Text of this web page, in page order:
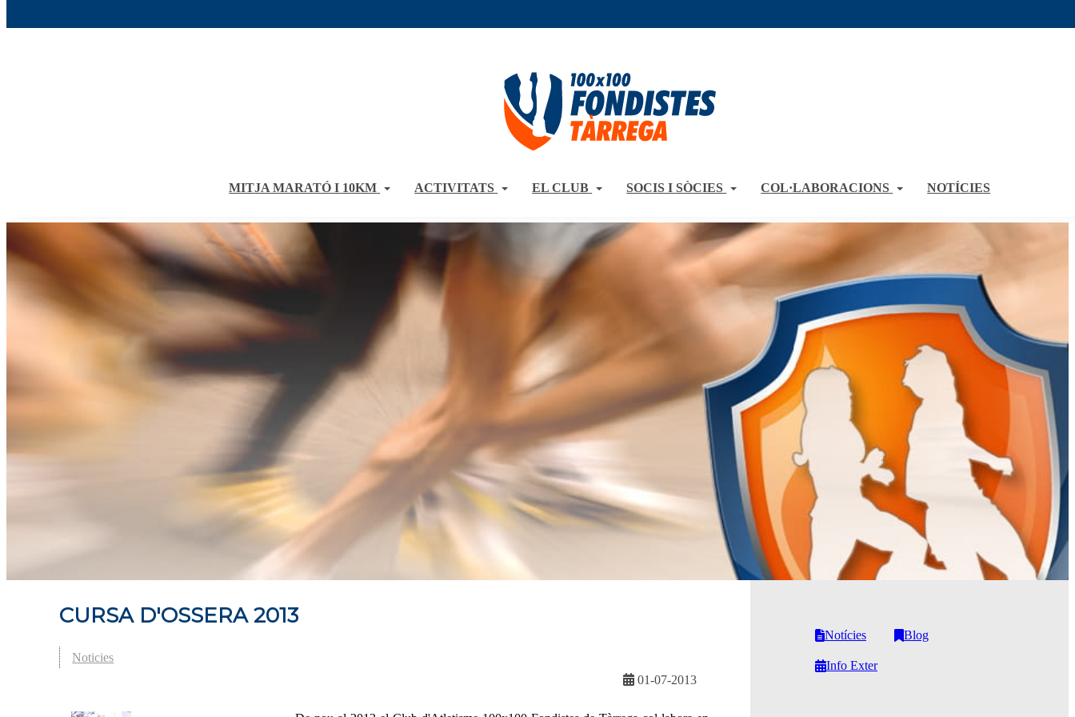
MITJA MARATÓ I 10KM ACTIVITATS EL CLUB SOCIS I SÒCIES COL·LABORACIONS NOTÍCIES
CURSA D'OSSERA 2013
Noticies
01-07-2013
Notícies Blog
Info Exter